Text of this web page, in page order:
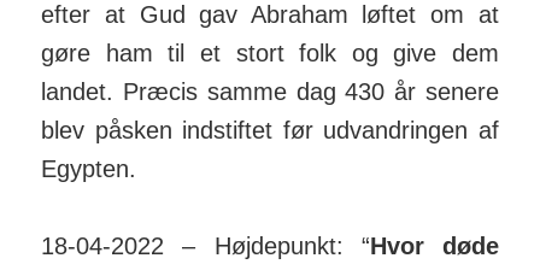
efter at Gud gav Abraham løftet om at
gøre ham til et stort folk og give dem
landet. Præcis samme dag 430 år senere
blev påsken ind­stiftet før ud­van­dringen af
Egypten.
18-04-2022 – Højdepunkt: “Hvor døde